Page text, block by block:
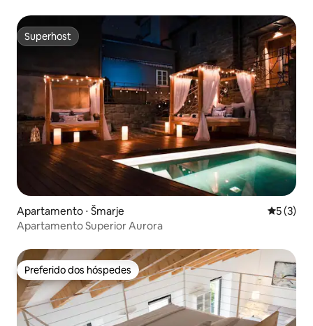
Superhost
Superhost
Apartamento ⋅ Šmarje 5 de
5 (3)
Apartamento Superior Aurora
Preferido dos hóspedes
Preferido dos hóspedes